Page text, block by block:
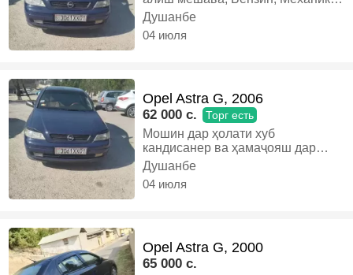
Хэтчбек
Душанбе
04 июля
Opel Astra G, 2006
62 000 c. Торг есть
Мошин дар ҳолати хуб
кандисанер ва ҳамаҷояш дар
ҳалати зур, Бензин, Механика,
Хэтчбек
Душанбе
04 июля
Opel Astra G, 2000
65 000 c.